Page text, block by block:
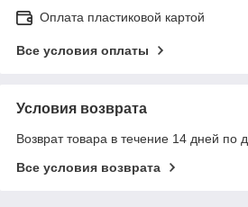
Оплата пластиковой картой
Все условия оплаты
Условия возврата
Возврат товара в течение 14 дней по
Все условия возврата